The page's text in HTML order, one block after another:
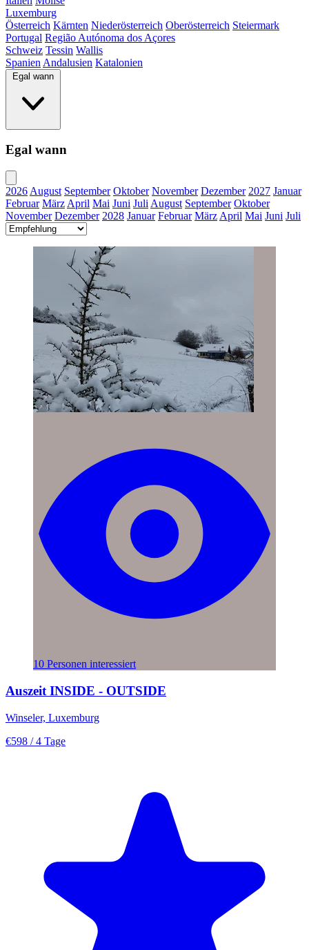
Luxemburg
Österreich Kärnten Niederösterreich Oberösterreich Steiermark
Portugal Região Autónoma dos Açores
Schweiz Tessin Wallis
Spanien Andalusien Katalonien
Egal wann
Egal wann
2026 August September Oktober November Dezember 2027 Januar
Februar März April Mai Juni Juli August September Oktober
November Dezember 2028 Januar Februar März April Mai Juni Juli
10 Personen interessiert
Auszeit INSIDE - OUTSIDE
Winseler, Luxemburg
€598 / 4 Tage